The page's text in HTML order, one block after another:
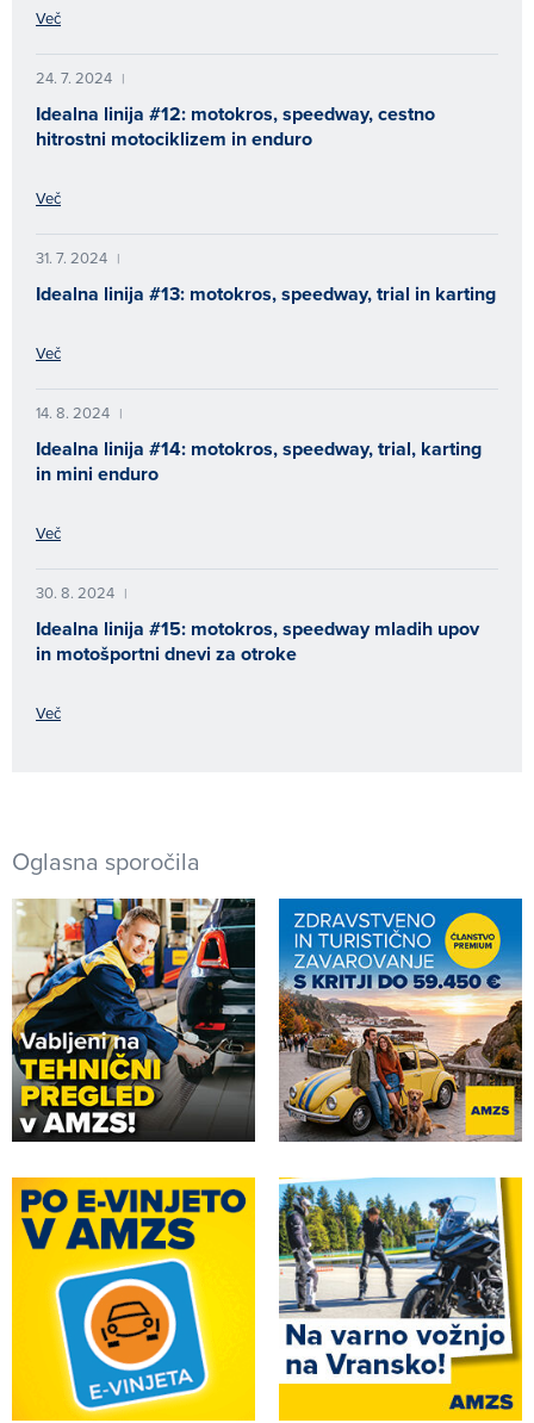
Več
24. 7. 2024 |
Idealna linija #12: motokros, speedway, cestno
hitrostni motociklizem in enduro
Več
31. 7. 2024 |
Idealna linija #13: motokros, speedway, trial in karting
Več
14. 8. 2024 |
Idealna linija #14: motokros, speedway, trial, karting
in mini enduro
Več
30. 8. 2024 |
Idealna linija #15: motokros, speedway mladih upov
in motošportni dnevi za otroke
Več
Oglasna sporočila